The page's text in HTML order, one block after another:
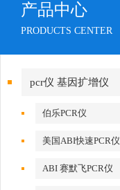
产品中心
PRODUCTS CENTER
pcr仪 基因扩增仪
伯乐PCR仪
美国ABI快速PCR仪
ABI 赛默飞PCR仪